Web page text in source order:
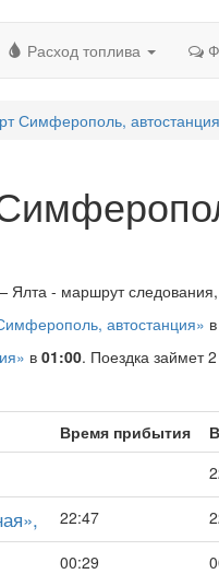
Расход топлива
Симферополь,
- маршрут следования,
автостанция» в
в 01:00. Поездка займет
Время прибытия
22:47
00:29